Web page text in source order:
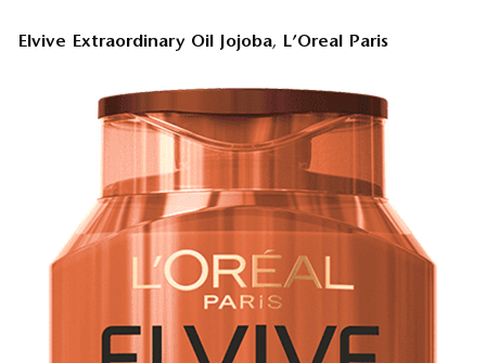
Elvive Extraordinary Oil Jojoba, L’Oreal Paris